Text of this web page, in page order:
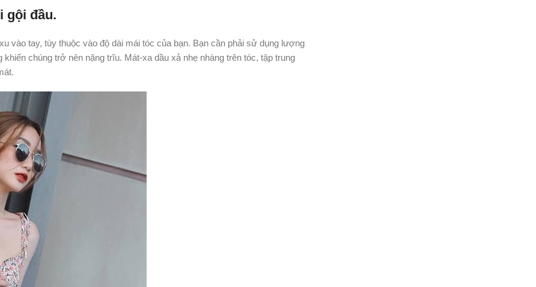
gội đầu.
vào tay, tùy thuộc vào độ dài mái tóc của bạn. Bạn cần phải sử dụng lượng
chúng trở nên nặng trĩu. Mát-xa dầu xả nhẹ nhàng trên tóc, tập trung